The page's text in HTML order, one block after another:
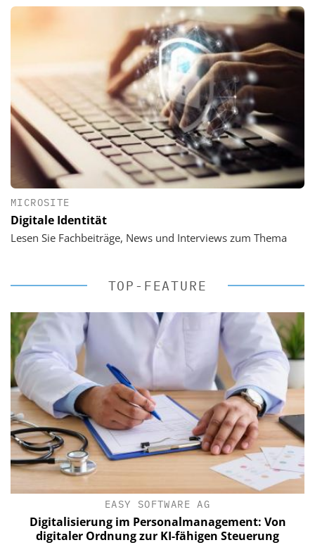
MICROSITE
Digitale Identität
Lesen Sie Fachbeiträge, News und Interviews zum Thema
TOP-FEATURE
EASY SOFTWARE AG
Digitalisierung im Personalmanagement: Von
digitaler Ordnung zur KI-fähigen Steuerung